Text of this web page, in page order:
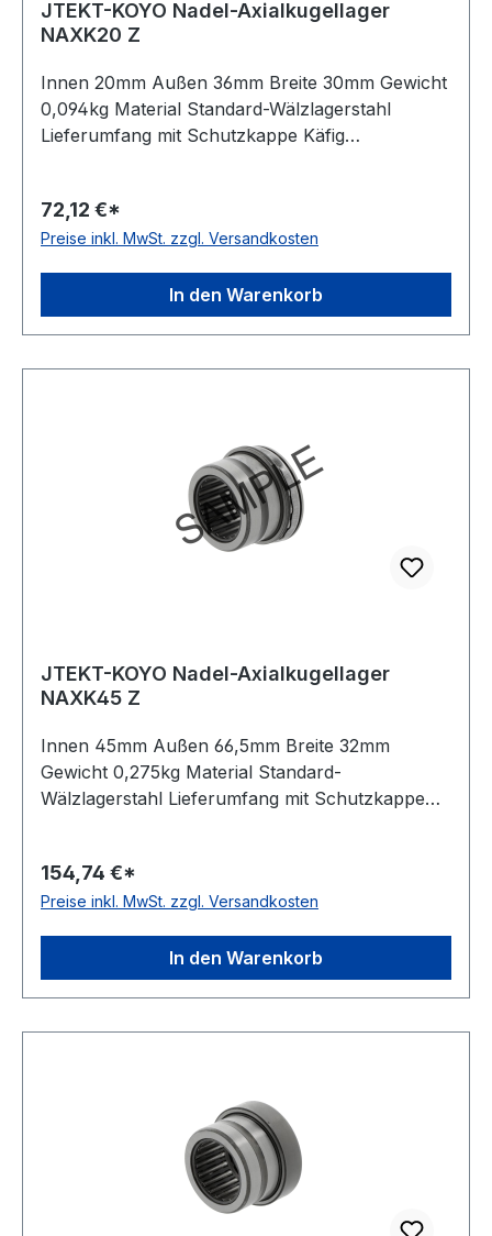
JTEKT-KOYO Nadel-Axialkugellager
NAXK20 Z
Innen 20mm Außen 36mm Breite 30mm Gewicht
0,094kg Material Standard-Wälzlagerstahl
Lieferumfang mit Schutzkappe Käfig
Toleranzklasse Toleranzklasse P0/PN bzw.
ABEC 1
72,12 €*
Preise inkl. MwSt. zzgl. Versandkosten
In den Warenkorb
JTEKT-KOYO Nadel-Axialkugellager
NAXK45 Z
Innen 45mm Außen 66,5mm Breite 32mm
Gewicht 0,275kg Material Standard-
Wälzlagerstahl Lieferumfang mit Schutzkappe
Toleranzklasse Toleranzklasse P0/PN bzw.
ABEC 1
154,74 €*
Preise inkl. MwSt. zzgl. Versandkosten
In den Warenkorb